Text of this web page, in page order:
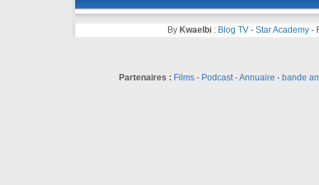
By Kwaelbi: Blog TV- Star Academy-
Partenaires : Films- Podcast-Annuaire - bande